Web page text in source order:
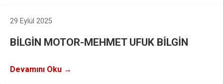
29 Eylül 2025
BİLGİN MOTOR-MEHMET UFUK BİLGİN
Devamını Oku →